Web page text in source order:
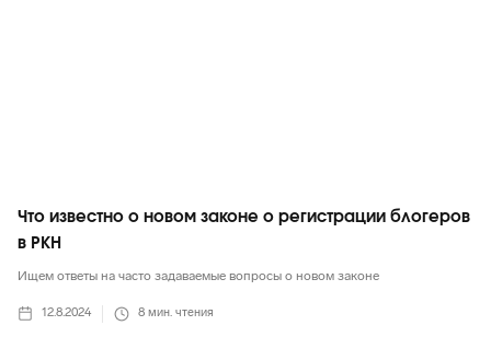
Что известно о новом законе о регистрации блогеров
в РКН
Ищем ответы на часто задаваемые вопросы о новом законе
12.8.2024 8 мин. чтения